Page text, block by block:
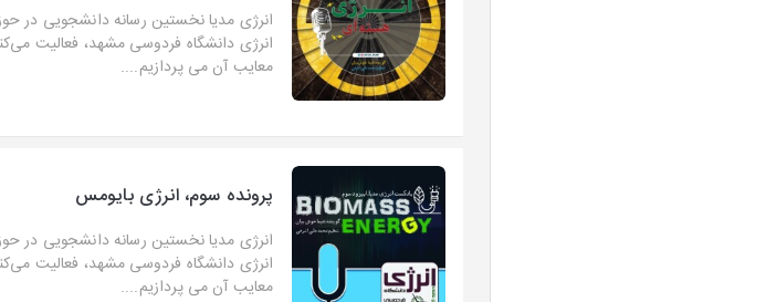
انرژی مدیا نخستین رسانه دانشجویی در
انرژی دانشگاه فردوسی مشهد، فعالیت
معایب آن می پردازیم....
پرونده سوم، انرژی بایومس
انرژی مدیا نخستین رسانه دانشجویی در
انرژی دانشگاه فردوسی مشهد، فعالیت
معایب آن می پردازیم....